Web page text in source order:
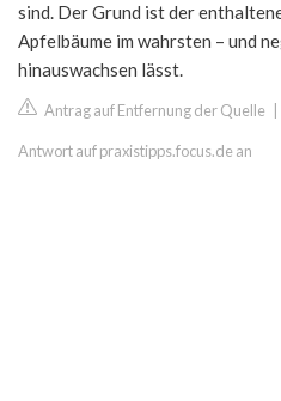
sind. Der Grund ist der
Apfelbäume im wahrsten – und
hinauswachsen lässt.
Antrag auf Entfernung der Quelle
Antwort auf praxistipps.focus.de an